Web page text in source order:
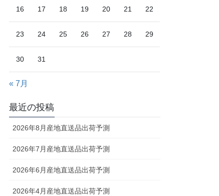
16 17 18 19 20 21 22
23 24 25 26 27 28 29
30 31
« 7月
最近の投稿
2026年8月産地直送品出荷予測
2026年7月産地直送品出荷予測
2026年6月産地直送品出荷予測
2026年4月産地直送品出荷予測